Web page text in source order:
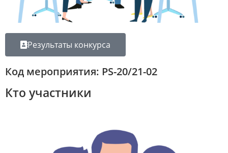
Результаты конкурса
Код мероприятия: PS-20/21-02​
Кто участники